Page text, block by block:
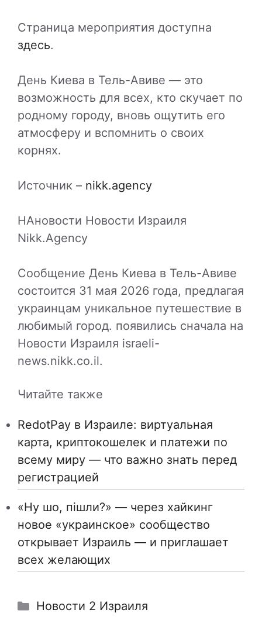
Страница мероприятия доступна
здесь.
День Киева в Тель-Авиве — это
возможность для всех, кто скучает по
родному городу, вновь ощутить его
атмосферу и вспомнить о своих
корнях.
Источник – nikk.agency
НАновости Новости Израиля
Nikk.Agency
Сообщение День Киева в Тель-Авиве
состоится 31 мая 2026 года, предлагая
украинцам уникальное путешествие в
любимый город. появились сначала на
Новости Израиля israeli-
news.nikk.co.il.
Читайте также
RedotPay в Израиле: виртуальная
карта, криптокошелек и платежи по
всему миру — что важно знать перед
регистрацией
«Ну шо, пішли?» — через хайкинг
новое «украинское» сообщество
открывает Израиль — и приглашает
всех желающих
Рубрики
Новости 2 Израиля